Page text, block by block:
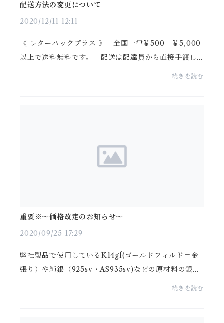
配送方法の変更について
2020/12/11 12:11
《 レターパックプラス 》 全国一律￥500 ￥5,000
以上で送料無料です。 配送は配達員から直接手渡し
で受け取れますので安心です。 発送後も安心の「追
続きを読む
重要※～価格改定のお知らせ～
2020/09/25 17:29
弊社製品で使用しているK14gf(ゴールドフィルド＝金
張り）や純銀（925sv・AS935sv)などの原材料の銀地
金価格の高騰が続いております弊社では、出来る限り
続きを読む